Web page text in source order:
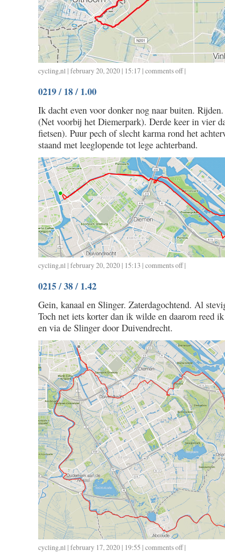
cycling,nl | february 20, 2020 | 15:17 | comments offon
/
2.00
|
0219 / 18 / 1.00
Ik dacht even voor donker nog naar buiten.
(Net voorbij het Diemerpark). Derde keer in vier
fietsen). Puur pech of slecht karma rond het
staand met leeglopende tot lege achterband.
cycling,nl | february 20, 2020 | 15:13 | comments offon
/
1.00
|
0215 / 38 / 1.42
Gein, kanaal en Slinger. Zaterdagochtend. Al
Toch net iets korter dan ik wilde en daarom reed
en via de Slinger door Duivendrecht.
cycling,nl | february 17, 2020 | 19:55 | comments offon
|